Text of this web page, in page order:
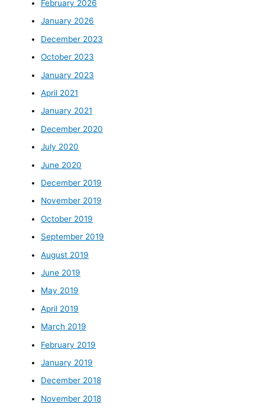
February 2026
January 2026
December 2023
October 2023
January 2023
April 2021
January 2021
December 2020
July 2020
June 2020
December 2019
November 2019
October 2019
September 2019
August 2019
June 2019
May 2019
April 2019
March 2019
February 2019
January 2019
December 2018
November 2018